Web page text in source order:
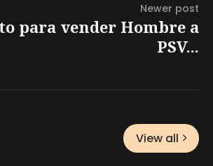
Newer post
para vender Hombre a
PSV...
View all